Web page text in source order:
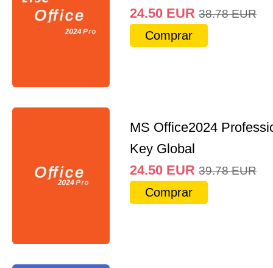
24.50 EUR 38.78 EUR
Comprar
MS Office2024
Key Global
24.50 EUR 39.78 EUR
Comprar